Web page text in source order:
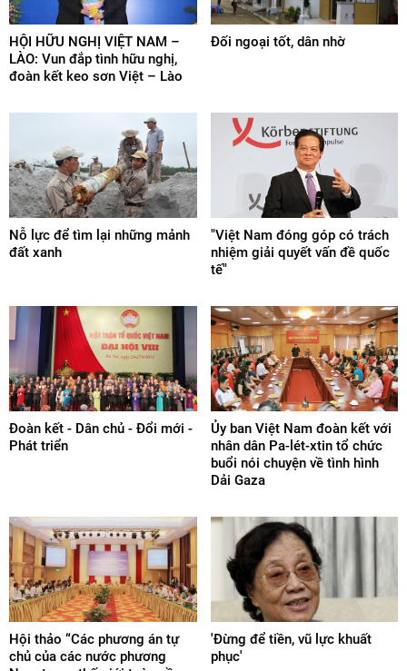
HỘI HỮU NGHỊ VIỆT NAM –
LÀO: Vun đắp tình hữu nghị,
đoàn kết keo sơn Việt – Lào
Đối ngoại tốt, dân nhờ
Nỗ lực để tìm lại những mảnh
đất xanh
"Việt Nam đóng góp có trách
nhiệm giải quyết vấn đề quốc
tế"
Đoàn kết - Dân chủ - Đổi mới -
Phát triển
Ủy ban Việt Nam đoàn kết với
nhân dân Pa-lét-xtin tổ chức
buổi nói chuyện về tình hình
Dải Gaza
Hội thảo “Các phương án tự
chủ của các nước phương
'Đừng để tiền, vũ lực khuất
phục'